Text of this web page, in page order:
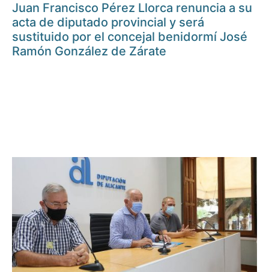
Juan Francisco Pérez Llorca renuncia a su
acta de diputado provincial y será
sustituido por el concejal benidormí José
Ramón González de Zárate